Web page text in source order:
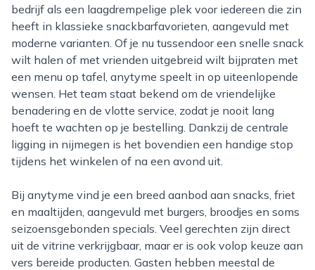
bedrijf als een laagdrempelige plek voor iedereen die zin
heeft in klassieke snackbarfavorieten, aangevuld met
moderne varianten. Of je nu tussendoor een snelle snack
wilt halen of met vrienden uitgebreid wilt bijpraten met
een menu op tafel, anytyme speelt in op uiteenlopende
wensen. Het team staat bekend om de vriendelijke
benadering en de vlotte service, zodat je nooit lang
hoeft te wachten op je bestelling. Dankzij de centrale
ligging in nijmegen is het bovendien een handige stop
tijdens het winkelen of na een avond uit.
Bij anytyme vind je een breed aanbod aan snacks, friet
en maaltijden, aangevuld met burgers, broodjes en soms
seizoensgebonden specials. Veel gerechten zijn direct
uit de vitrine verkrijgbaar, maar er is ook volop keuze aan
vers bereide producten. Gasten hebben meestal de